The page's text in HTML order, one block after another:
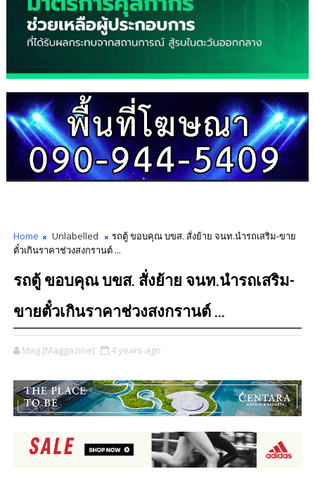
Home Unlabelled
รถตู้ ขอบคุณ บขส. สั่งย้าย จนท.นำรถเสริม-ขาย
ตั๋วเกินราคาช่วงสงกรานต์ ...
รถตู้ ขอบคุณ บขส. สั่งย้าย จนท.นำรถเสริม-
ขายตั๋วเกินราคาช่วงสงกรานต์ ...
Mag [Maggazine] 4 years ago